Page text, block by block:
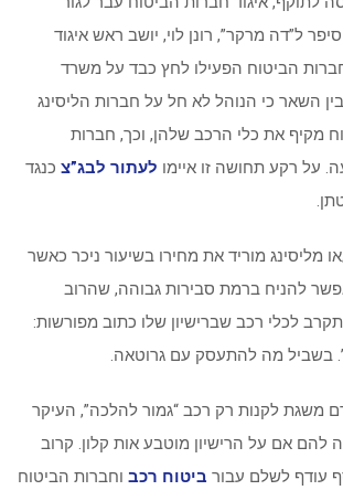
ל”דה מרקר”, רונן לוי, יושב ראש איגוד
הביטוח הפעילו לחץ כבד על משרד
השאר כי הנוהל לא חל על חברות הליסינג
מקיף את כלי הרכב שלהן, וכך, חברות
על רקע תחושה זו איימו לעתור לבג”צ כנגד
מליסינג מוריד את מחירו בשיעור ניכר כאשר
להניח ברמת סבירות גבוהה, שהרוב
לכלי רכב שברישיון שלו כתוב מפורשות:
בשביל מה להתעסק עם גרוטאה.
משגת לקנות רק רכב “גמור להלכה”, העיקר
להם אם על הרישיון מוטבע אות קלון. קרוב
עודף לשלם עבור ביטוח רכב וחברות הביטוח